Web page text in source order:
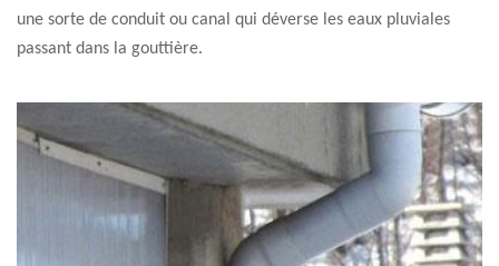
une sorte de conduit ou canal qui déverse les eaux pluviales
passant dans la gouttière.